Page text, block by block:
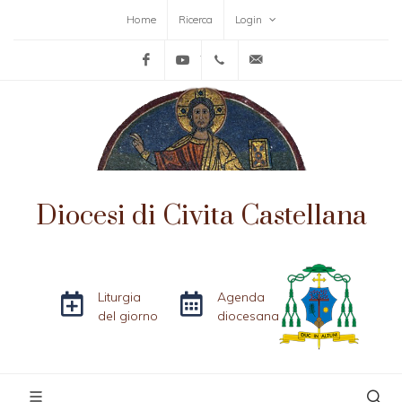
Home Ricerca Login
FacebookYouTube+39-0761-515152
Diocesi di Civita Castellana
Liturgia
del giorno
Agenda
diocesana